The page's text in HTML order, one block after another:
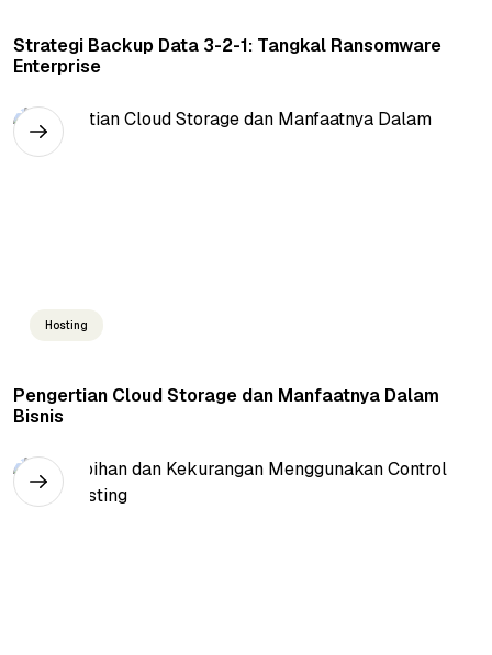
Strategi Backup Data 3-2-1: Tangkal Ransomware
Enterprise
Hosting
Pengertian Cloud Storage dan Manfaatnya Dalam
Bisnis